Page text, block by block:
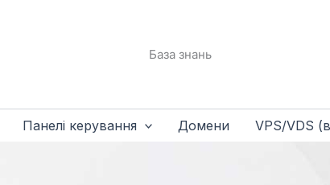
База знань
Панелі керування Домени VPS/VDS